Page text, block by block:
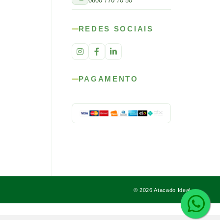
REDES SOCIAIS
PAGAMENTO
© 2026 Atacado Ideal